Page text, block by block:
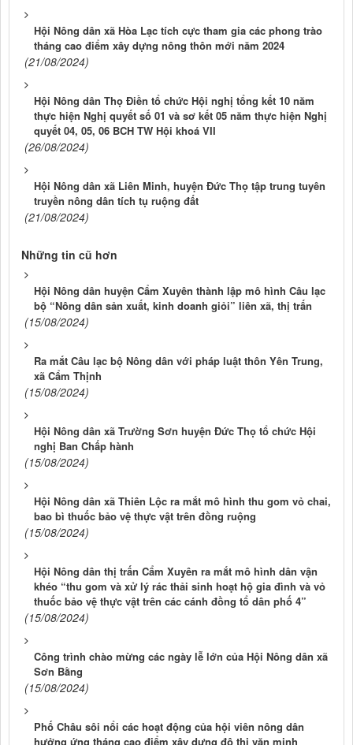
Hội Nông dân xã Hòa Lạc tích cực tham gia các phong trào
tháng cao điểm xây dựng nông thôn mới năm 2024
(21/08/2024)
Hội Nông dân Thọ Điền tổ chức Hội nghị tổng kết 10 năm
thực hiện Nghị quyết số 01 và sơ kết 05 năm thực hiện Nghị
quyết 04, 05, 06 BCH TW Hội khoá VII
(26/08/2024)
Hội Nông dân xã Liên Minh, huyện Đức Thọ tập trung tuyên
truyền nông dân tích tụ ruộng đất
(21/08/2024)
Những tin cũ hơn
Hội Nông dân huyện Cẩm Xuyên thành lập mô hình Câu lạc
bộ “Nông dân sản xuất, kinh doanh giỏi” liên xã, thị trấn
(15/08/2024)
Ra mắt Câu lạc bộ Nông dân với pháp luật thôn Yên Trung,
xã Cẩm Thịnh
(15/08/2024)
Hội Nông dân xã Trường Sơn huyện Đức Thọ tổ chức Hội
nghị Ban Chấp hành
(15/08/2024)
Hội Nông dân xã Thiên Lộc ra mắt mô hình thu gom vỏ chai,
bao bì thuốc bảo vệ thực vật trên đồng ruộng
(15/08/2024)
Hội Nông dân thị trấn Cẩm Xuyên ra mắt mô hình dân vận
khéo “thu gom và xử lý rác thải sinh hoạt hộ gia đình và vỏ
thuốc bảo vệ thực vật trên các cánh đồng tổ dân phố 4”
(15/08/2024)
Công trình chào mừng các ngày lễ lớn của Hội Nông dân xã
Sơn Bằng
(15/08/2024)
Phố Châu sôi nổi các hoạt động của hội viên nông dân
hưởng ứng tháng cao điểm xây dựng đô thị văn minh